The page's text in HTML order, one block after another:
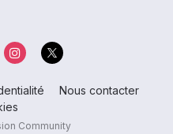
Nous contacter
Community